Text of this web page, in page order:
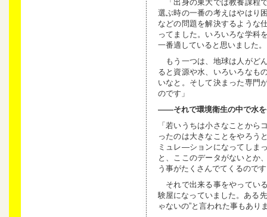
「出身の東大では教養課程
選ぶ時の一番の考えはやはり
などの問題を解決するような
ってました。いろいろな学科
一番適していると思いまし
もう一つは、地球は人がど
ると資源や水、いろいろなも
いなと。そして決まった専門
のです」
——それで環境衛生の中で水を
「若いうちは小さなことから
ったのは大きなことをやろう
ミュレ—ションになってしま
と、ここのデータがないとか
う事がたくさんでてくるので
それで出来る事をやってい
験屋になっていました。ある
ゃないの”と言われた事もあり